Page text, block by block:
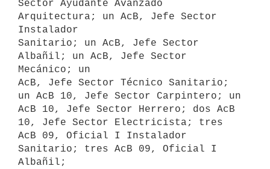
Sector Ayudante Avanzado
Arquitectura; un AcB, Jefe Sector
Instalador
Sanitario; un AcB, Jefe Sector
Albañil; un AcB, Jefe Sector
Mecánico; un
AcB, Jefe Sector Técnico Sanitario;
un AcB 10, Jefe Sector Carpintero; un
AcB 10, Jefe Sector Herrero; dos AcB
10, Jefe Sector Electricista; tres
AcB 09, Oficial I Instalador
Sanitario; tres AcB 09, Oficial I
Albañil;